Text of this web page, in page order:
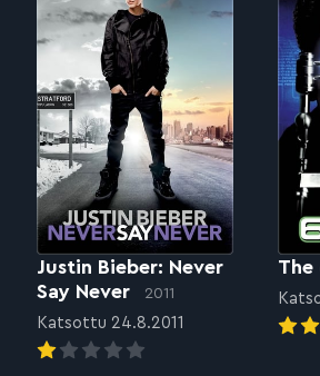
Justin Bieber: Never
Say Never
2011
Katsottu 24.8.2011
The